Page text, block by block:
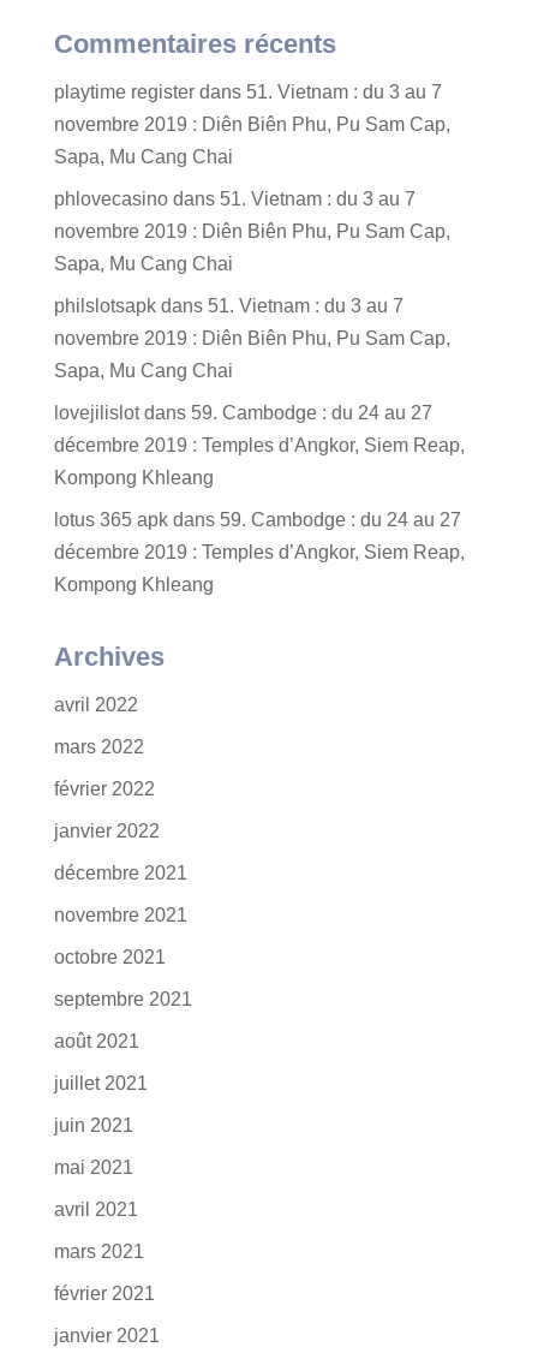
Commentaires récents
playtime registerdans 51. Vietnam : du 3 au 7
novembre 2019 : Diên Biên Phu, Pu Sam Cap,
Sapa, Mu Cang Chai
phlovecasinodans 51. Vietnam : du 3 au 7
novembre 2019 : Diên Biên Phu, Pu Sam Cap,
Sapa, Mu Cang Chai
philslotsapkdans 51. Vietnam : du 3 au 7
novembre 2019 : Diên Biên Phu, Pu Sam Cap,
Sapa, Mu Cang Chai
lovejilislotdans 59. Cambodge : du 24 au 27
décembre 2019 : Temples d’Angkor, Siem Reap,
Kompong Khleang
lotus 365 apkdans 59. Cambodge : du 24 au 27
décembre 2019 : Temples d’Angkor, Siem Reap,
Kompong Khleang
Archives
avril 2022
mars 2022
février 2022
janvier 2022
décembre 2021
novembre 2021
octobre 2021
septembre 2021
août 2021
juillet 2021
juin 2021
mai 2021
avril 2021
mars 2021
février 2021
janvier 2021